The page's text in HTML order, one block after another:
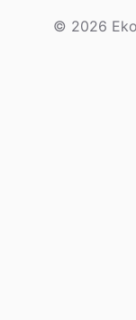
© 2026